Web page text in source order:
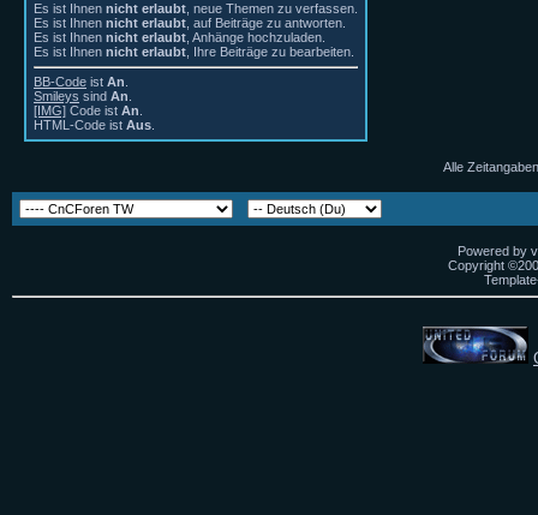
Es ist Ihnen nicht erlaubt , neue Themen zu verfassen.
Es ist Ihnen nicht erlaubt , auf Beiträge zu antworten.
Es ist Ihnen nicht erlaubt , Anhänge hochzuladen.
Es ist Ihnen nicht erlaubt , Ihre Beiträge zu bearbeiten.
BB-Code ist An
Smileys sind An
[IMG] Code ist An
HTML-Code ist Aus
Alle
Powered by
Copyright